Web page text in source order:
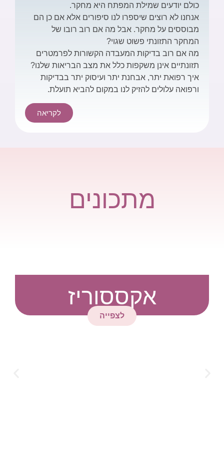
כולם יודעים שמילת המפתח היא מחקר.
אנחנו לא רוצים שיספרו לנו סיפורים אלא אם כן הם
מבוססים על מחקר. אבל מה אם רוב רובו של
המחקר התזונתי פשוט שגוי?
מה אם רוב בדיקות המעבדה הקשורות לפרמטרים
תזונתיים אינן משקפות כלל את מצב הבריאות שלנו?
איך רפואת יתר, אבחנת יתר ועיסוק יתר בבדיקות
ורפואה עלולים להזיק לנו במקום להביא תועלת.
לקריאה
מתכונים
אקססוריז
לצפייה